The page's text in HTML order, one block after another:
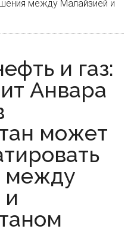
между Малайзией и
и газ:
Анвара
может
между